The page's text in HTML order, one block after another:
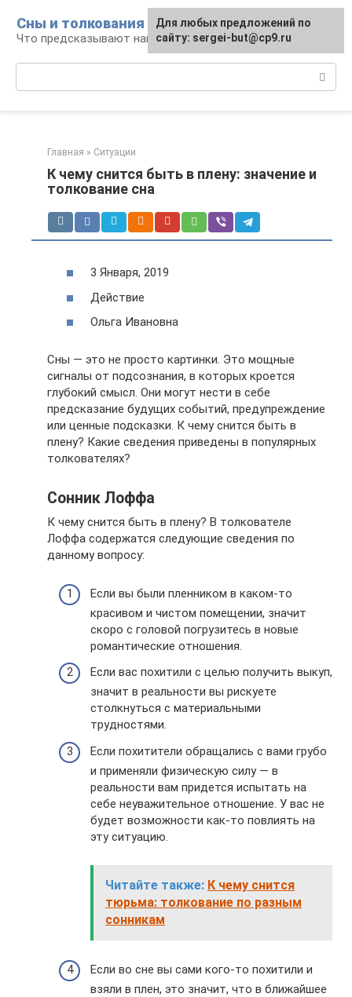
контенту
Сны и толкования
Что предсказывают нам наши сны
Главная » Ситуации
К чему снится быть в плену: значение и
толкование сна
3 Января, 2019
Действие
Ольга Ивановна
Сны — это не просто картинки. Это мощные
сигналы от подсознания, в которых кроется
глубокий смысл. Они могут нести в себе
предсказание будущих событий, предупреждение
или ценные подсказки. К чему снится быть в
плену? Какие сведения приведены в популярных
толкователях?
Сонник Лоффа
К чему снится быть в плену? В толкователе
Лоффа содержатся следующие сведения по
данному вопросу:
Если вы были пленником в каком-то
красивом и чистом помещении, значит
скоро с головой погрузитесь в новые
романтические отношения.
Если вас похитили с целью получить выкуп,
значит в реальности вы рискуете
столкнуться с материальными
трудностями.
Если похитители обращались с вами грубо
и применяли физическую силу — в
реальности вам придется испытать на
себе неуважительное отношение. У вас не
будет возможности как-то повлиять на
эту ситуацию.
Читайте также: К чему снится
тюрьма: толкование по разным
сонникам
Если во сне вы сами кого-то похитили и
взяли в плен, это значит, что в ближайшее
Для любых предложений по
сайту: sergei-but@cp9.ru